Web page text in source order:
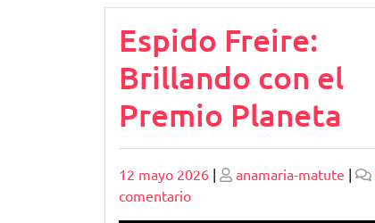
Espido Freire:
Brillando con el
Premio Planeta
Publicado
12 mayo 2026 | Publicado
anamaria-matute |
comentarioen
Espido